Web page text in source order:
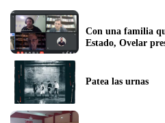
Con una familia
Estado, Ovelar